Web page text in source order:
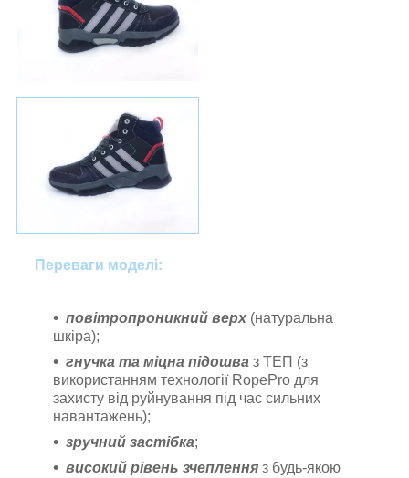
Переваги моделі:
повітропроникний верх (натуральна
шкіра);
гнучка та міцна підошва з ТЕП (з
використанням технології RopePro для
захисту від руйнування під час сильних
навантажень);
зручний застібка;
високий рівень зчеплення з будь-якою